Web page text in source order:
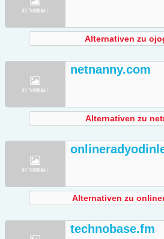
Alternativen zu
netnanny.com
Alternativen zu
Alternativen zu
technobase.fm